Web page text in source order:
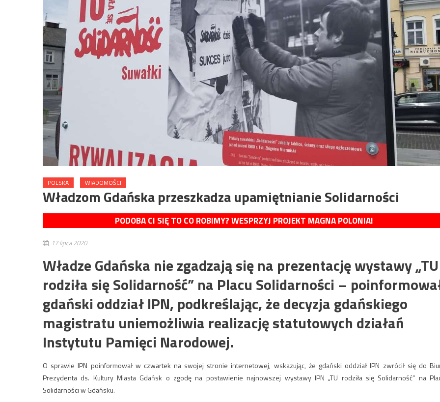
POLSKA WIADOMOŚCI
Władzom Gdańska przeszkadza upamiętnianie Solidarności
PODOBA CI SIĘ TO CO ROBIMY? WESPRZYJ PROJEKT MAGNA POLONIA!
17 lipca 2020
Władze Gdańska nie zgadzają się na prezentację wystawy „TU
rodziła się Solidarność” na Placu Solidarności –
gdański oddział IPN, podkreślając, że decyzja gdańskiego
magistratu uniemożliwia realizację statutowych działań
Instytutu Pamięci Narodowej.
O sprawie IPN poinformował w czwartek na swojej stronie internetowej, wskazując, że gdański oddział IPN zwrócił się do
Prezydenta ds. Kultury Miasta Gdańsk o zgodę na postawienie najnowszej wystawy IPN „TU rodziła się Solidarność” na
Solidarności w Gdańsku.